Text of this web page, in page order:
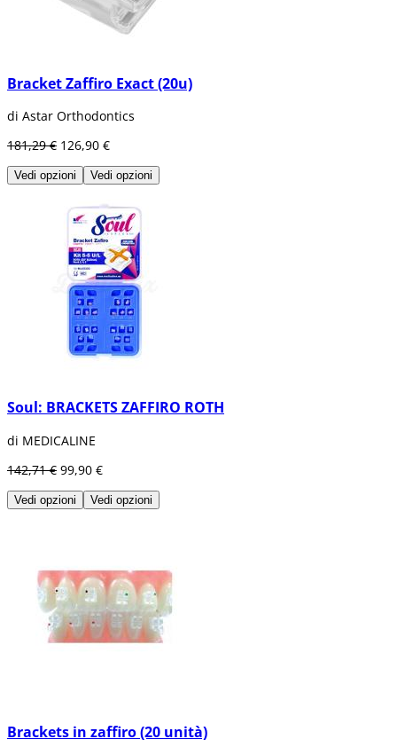
Bracket Zaffiro Exact (20u)
di Astar Orthodontics
181,29 € 126,90 €
Vedi opzioni Vedi opzioni
Soul: BRACKETS ZAFFIRO ROTH
di MEDICALINE
142,71 € 99,90 €
Vedi opzioni Vedi opzioni
Brackets in zaffiro (20 unità)